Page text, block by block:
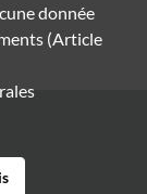
donnée
(Article